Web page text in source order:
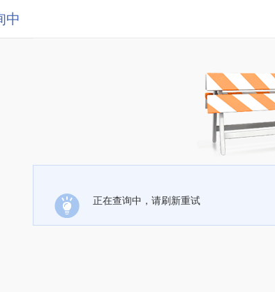
中
正在查询中，请刷新重试